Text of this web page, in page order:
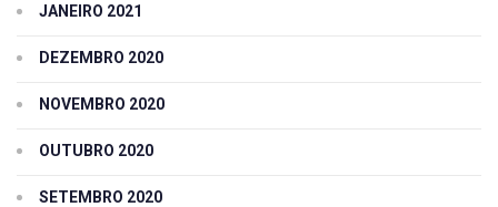
JANEIRO 2021
DEZEMBRO 2020
NOVEMBRO 2020
OUTUBRO 2020
SETEMBRO 2020